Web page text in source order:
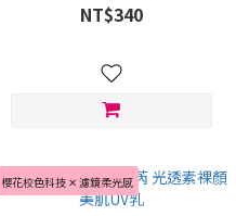
NT$340
櫻花校色科技 ✕ 濾鏡柔光感